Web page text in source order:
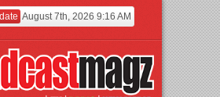
August 7th, 2026 9:16 AM